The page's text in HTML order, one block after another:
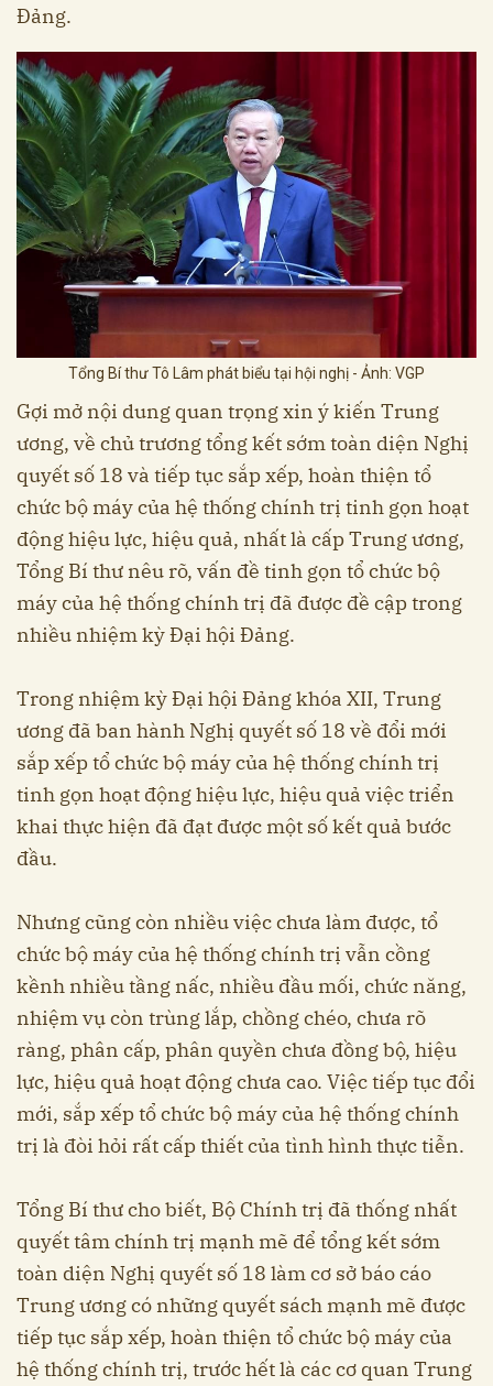
Đảng.
Tổng Bí thư Tô Lâm phát biểu tại hội nghị - Ảnh: VGP
Gợi mở nội dung quan trọng xin ý kiến Trung
ương, về chủ trương tổng kết sớm toàn diện Nghị
quyết số 18 và tiếp tục sắp xếp, hoàn thiện tổ
chức bộ máy của hệ thống chính trị tinh gọn hoạt
động hiệu lực, hiệu quả, nhất là cấp Trung ương,
Tổng Bí thư nêu rõ, vấn đề tinh gọn tổ chức bộ
máy của hệ thống chính trị đã được đề cập trong
nhiều nhiệm kỳ Đại hội Đảng.
Trong nhiệm kỳ Đại hội Đảng khóa XII, Trung
ương đã ban hành Nghị quyết số 18 về đổi mới
sắp xếp tổ chức bộ máy của hệ thống chính trị
tinh gọn hoạt động hiệu lực, hiệu quả việc triển
khai thực hiện đã đạt được một số kết quả bước
đầu.
Nhưng cũng còn nhiều việc chưa làm được, tổ
chức bộ máy của hệ thống chính trị vẫn cồng
kềnh nhiều tầng nấc, nhiều đầu mối, chức năng,
nhiệm vụ còn trùng lắp, chồng chéo, chưa rõ
ràng, phân cấp, phân quyền chưa đồng bộ, hiệu
lực, hiệu quả hoạt động chưa cao. Việc tiếp tục đổi
mới, sắp xếp tổ chức bộ máy của hệ thống chính
trị là đòi hỏi rất cấp thiết của tình hình thực tiễn.
Tổng Bí thư cho biết, Bộ Chính trị đã thống nhất
quyết tâm chính trị mạnh mẽ để tổng kết sớm
toàn diện Nghị quyết số 18 làm cơ sở báo cáo
Trung ương có những quyết sách mạnh mẽ được
tiếp tục sắp xếp, hoàn thiện tổ chức bộ máy của
hệ thống chính trị, trước hết là các cơ quan Trung